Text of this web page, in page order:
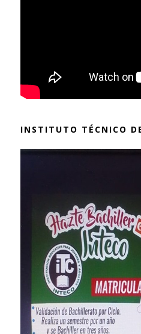
INSTITUTO TÉCNICO